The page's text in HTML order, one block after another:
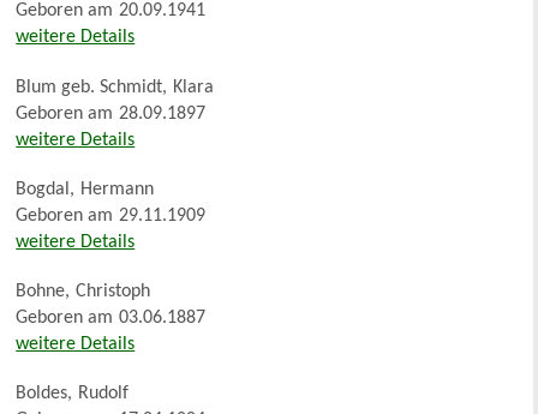
Geboren am 20.09.1941
weitere Details
Blum geb. Schmidt, Klara
Geboren am 28.09.1897
weitere Details
Bogdal , Hermann
Geboren am 29.11.1909
weitere Details
Bohne, Christoph
Geboren am 03.06.1887
weitere Details
Boldes, Rudolf